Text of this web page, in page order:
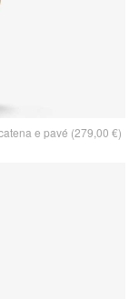
e pavé (279,00 €)